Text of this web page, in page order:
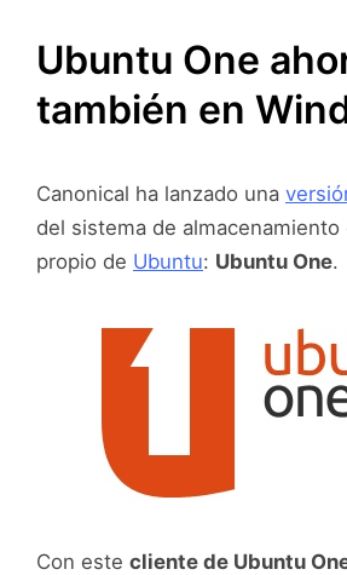
Ubuntu One
también en
Canonical ha lanzado una
del sistema de almacenamiento
propio de Ubuntu: Ubuntu One.
Con este cliente de Ubuntu